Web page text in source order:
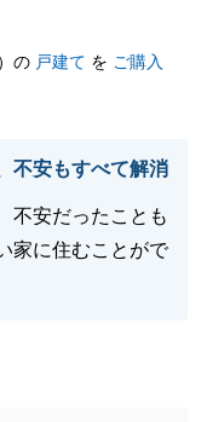
。
）の 戸建て を ご購入
不安もすべて解消
不安だったことも
家に住むことがで